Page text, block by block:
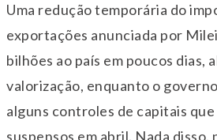
Uma redução temporária do
exportações anunciada por
bilhões ao país em poucos dias,
valorização, enquanto o
alguns controles de capitais que
suspensos em abril. Nada